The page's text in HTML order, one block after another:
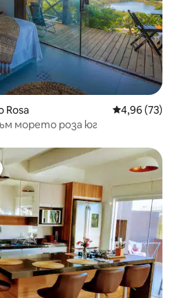
Rosa Средна
4,96 (73)
Прая до Роза, изглед към морето роза юг
гостите